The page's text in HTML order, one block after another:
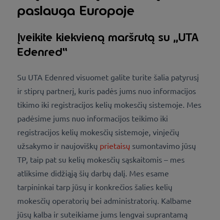
paslauga Europoje
Įveikite kiekvieną maršrutą su „UTA
Edenred“
Su UTA Edenred visuomet galite turite šalia patyrusį
ir stiprų partnerį, kuris padės jums nuo informacijos
tikimo iki registracijos kelių mokesčių sistemoje. Mes
padėsime jums nuo informacijos teikimo iki
registracijos kelių mokesčių sistemoje, vinječių
užsakymo ir naujoviškų prietaisų sumontavimo jūsų
TP, taip pat su kelių mokesčių sąskaitomis – mes
atliksime didžiąją šių darbų dalį. Mes esame
tarpininkai tarp jūsų ir konkrečios šalies kelių
mokesčių operatorių bei administratorių. Kalbame
jūsų kalba ir suteikiame jums lengvai suprantamą